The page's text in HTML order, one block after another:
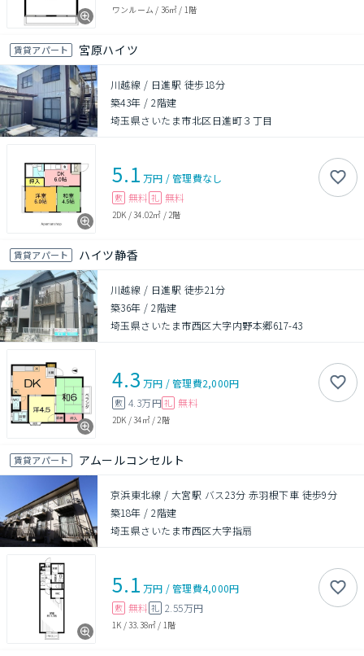
ワンルーム / 36㎡ / 1階
賃貸アパート 宮原ハイツ
川越線 / 日進駅 徒歩18分
築43年 /2階建
埼玉県さいたま市北区日進町３丁目
5.1 万円 /管理費なし
敷 無料 礼 無料
2DK /34.02㎡ / 2階
賃貸アパート ハイツ静香
川越線 / 日進駅 徒歩21分
築36年 /2階建
埼玉県さいたま市西区大字内野本郷617-43
4.3 万円 /管理費2,000円
敷 4.3万円 礼 無料
2DK /34㎡/ 2階
賃貸アパート アムールコンセルト
京浜東北線 / 大宮駅 バス23分 赤羽根下車 徒歩9分
築18年 /2階建
埼玉県さいたま市西区大字指扇
5.1 万円 /管理費4,000円
敷 無料 礼 2.55万円
1K /33.38㎡ / 1階